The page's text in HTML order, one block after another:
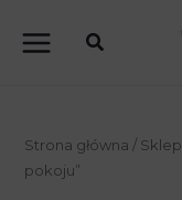
Strona główna / Sklep
pokoju”